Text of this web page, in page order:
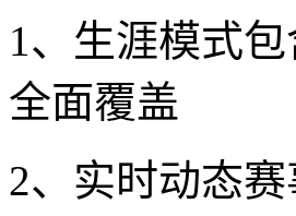
1、生涯模式
全面覆盖
2、实时动态